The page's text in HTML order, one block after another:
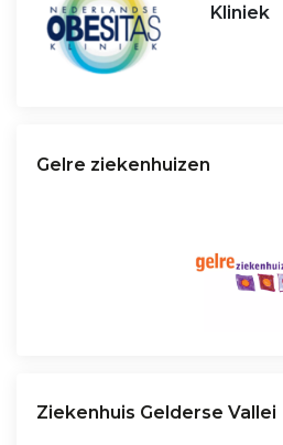
Kliniek
Gelre ziekenhuizen
Ziekenhuis Gelderse Vallei